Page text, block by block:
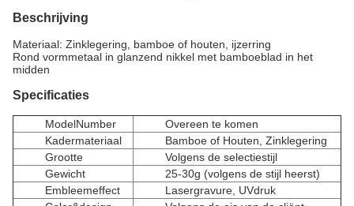
Beschrijving
Materiaal: Zinklegering, bamboe of houten, ijzerring
Rond vormmetaal in glanzend nikkel met bamboeblad in het
midden
Specificaties
ModelNumber
Overeen te komen
Kadermateriaal
Bamboe of Houten , Zinklegering
Grootte
Volgens de selectiestijl
Gewicht
25-30g (volgens de stijl heerst)
Embleemeffect
Lasergravure, UVdruk